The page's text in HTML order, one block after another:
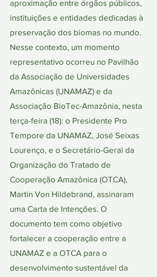
aproximação entre órgãos públicos,
instituições e entidades dedicadas à
preservação dos biomas no mundo.
Nesse contexto, um momento
representativo ocorreu no Pavilhão
da Associação de Universidades
Amazônicas (UNAMAZ) e da
Associação BioTec-Amazônia, nesta
terça-feira (18): o Presidente Pro
Tempore da UNAMAZ, José Seixas
Lourenço, e o Secretário-Geral da
Organização do Tratado de
Cooperação Amazônica (OTCA),
Martin Von Hildebrand, assinaram
uma Carta de Intenções. O
documento tem como objetivo
fortalecer a cooperação entre a
UNAMAZ e a OTCA para o
desenvolvimento sustentável da